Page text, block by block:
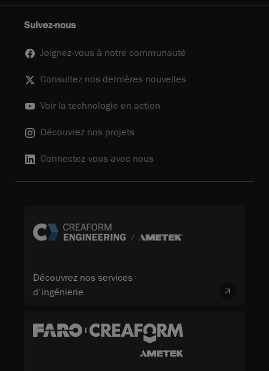
Suivez-nous
Joignez-vous à notre communauté
Consultez nos dernières nouvelles
Voir la technologie en action
Découvrez nos projets
Connectez-vous avec nous
Découvrez nos services
d'ingénierie